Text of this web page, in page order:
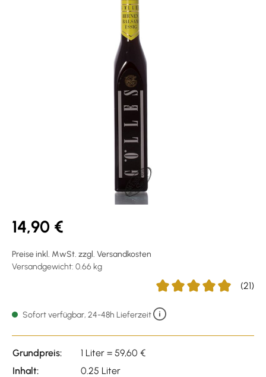
14,90 €
Preise inkl. MwSt. zzgl. Versandkosten
Versandgewicht: 0.66 kg
(21)
Sofort verfügbar, 24-48h Lieferzeit
Grundpreis:
1 Liter = 59,60 €
Inhalt:
0.25 Liter